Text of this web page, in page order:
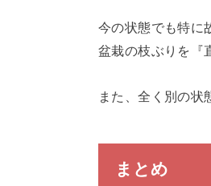
今の状態でも特に
盆栽の枝ぶりを『
また、全く別の状
まとめ